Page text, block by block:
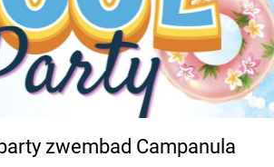
zwembad Campanula